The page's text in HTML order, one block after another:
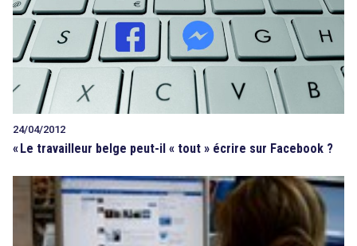
24/04/2012
«Le travailleur belge peut-il « tout » écrire sur Facebook ?